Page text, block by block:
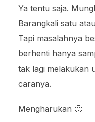
Ya tentu saja.
Barangkali satu
Tapi masalahnya
berhenti hanya
tak lagi melakukan
caranya.
Mengharukan 🙂